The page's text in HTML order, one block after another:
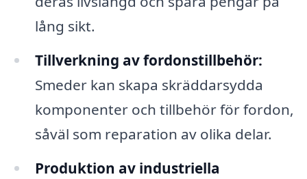
lång sikt.
Tillverkning av fordonstillbehör:
Smeder kan skapa skräddarsydda
komponenter och tillbehör för fordon,
såväl som reparation av olika delar.
Produktion av industriella